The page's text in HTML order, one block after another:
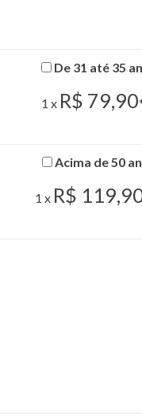
De 31 até 35
1 x R$ 79,90
Acima de 50
1 x R$